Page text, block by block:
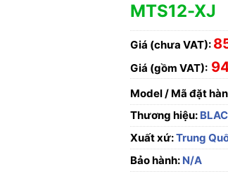
MTS12-XJ
Giá (chưa VAT):
Giá (gồm VAT):
Model / Mã đặt
Thương hiệu:
Xuất xứ:Trung
Bảo hành: N/A